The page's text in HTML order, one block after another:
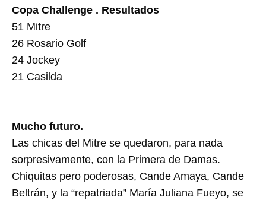
Copa Challenge . Resultados
51 Mitre
26 Rosario Golf
24 Jockey
21 Casilda
Mucho futuro.
Las chicas del Mitre se quedaron, para nada
sorpresivamente, con la Primera de Damas.
Chiquitas pero poderosas, Cande Amaya, Cande
Beltrán, y la “repatriada” María Juliana Fueyo, se